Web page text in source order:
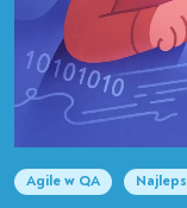
Agile w QA